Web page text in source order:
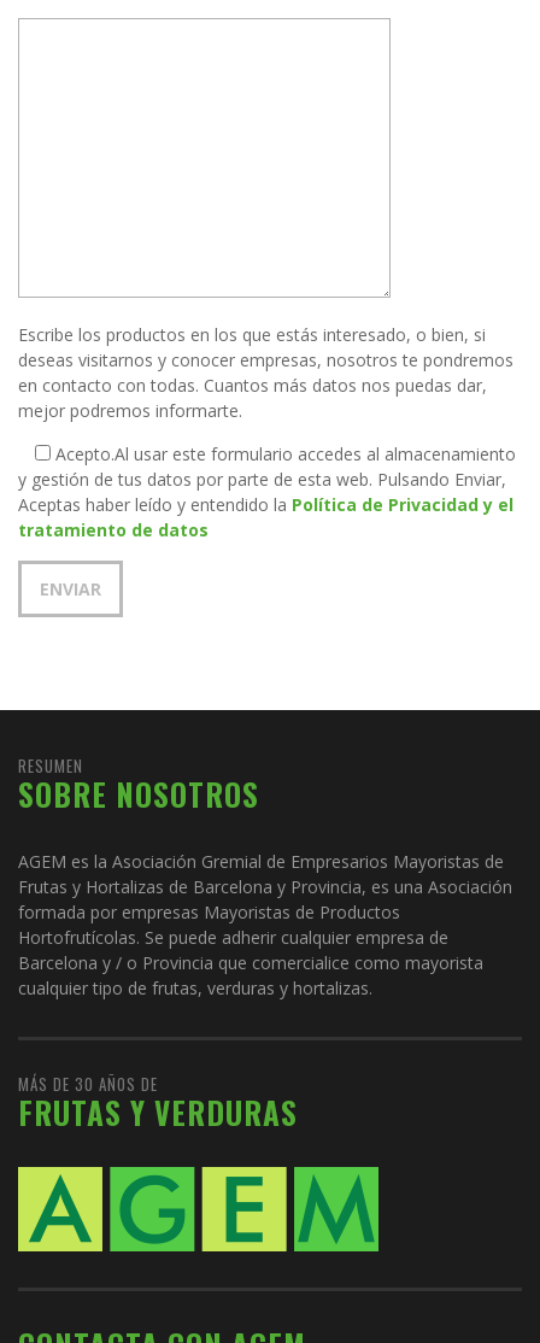
Escribe los productos en los que estás interesado, o bien, si
deseas visitarnos y conocer empresas, nosotros te pondremos
en contacto con todas. Cuantos más datos nos puedas dar,
mejor podremos informarte.
Acepto.Al usar este formulario accedes al almacenamiento
y gestión de tus datos por parte de esta web. Pulsando Enviar,
Aceptas haber leído y entendido la Política de Privacidad y el
tratamiento de datos
RESUMEN
SOBRE NOSOTROS
AGEM es la Asociación Gremial de Empresarios Mayoristas de
Frutas y Hortalizas de Barcelona y Provincia, es una Asociación
formada por empresas Mayoristas de Productos
Hortofrutícolas. Se puede adherir cualquier empresa de
Barcelona y / o Provincia que comercialice como mayorista
cualquier tipo de frutas, verduras y hortalizas.
MÁS DE 30 AÑOS DE
FRUTAS Y VERDURAS